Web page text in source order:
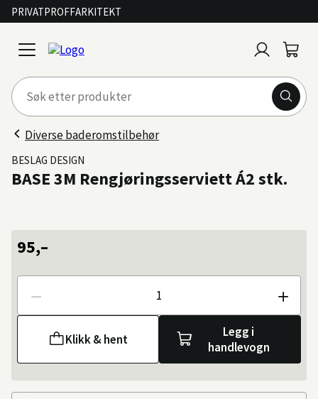
PRIVATPROFFARKITEKT
open
menu
inn
Diverse baderomstilbehør
BESLAG DESIGN
BASE 3M Rengjøringsserviett Á2 stk.
95,–
Antall
Klikk & hent
Legg i
handlevogn